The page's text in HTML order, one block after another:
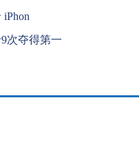
次夺得第一